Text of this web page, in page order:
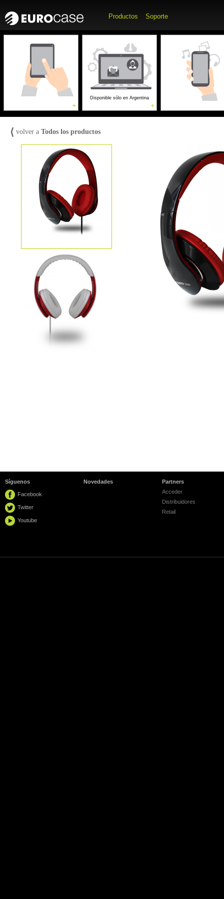
Productos Soporte
+
Computadoras
Disponible sólo en Argentina
+
Accesorios para
Móviles
Accesorios
Gaming
⟨ volver a Todos los productos
Síguenos
Facebook
Twitter
Youtube
Novedades
Partners
Acceder
Distribuidores
Retail